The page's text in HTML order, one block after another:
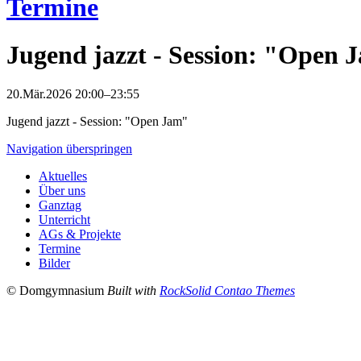
Termine
Jugend jazzt - Session: "Open
20.Mär.2026 20:00–23:55
Jugend jazzt - Session: "Open Jam"
Navigation überspringen
Aktuelles
Über uns
Ganztag
Unterricht
AGs & Projekte
Termine
Bilder
© Domgymnasium Built with RockSolid Contao Themes